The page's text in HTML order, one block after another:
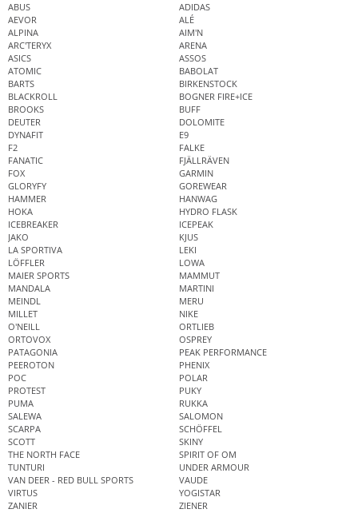
ABUS
ADIDAS
AEVOR
ALÉ
ALPINA
AIM'N
ARC'TERYX
ARENA
ASICS
ASSOS
ATOMIC
BABOLAT
BARTS
BIRKENSTOCK
BLACKROLL
BOGNER FIRE+ICE
BROOKS
BUFF
DEUTER
DOLOMITE
DYNAFIT
E9
F2
FALKE
FANATIC
FJÄLLRÄVEN
FOX
GARMIN
GLORYFY
GOREWEAR
HAMMER
HANWAG
HOKA
HYDRO FLASK
ICEBREAKER
ICEPEAK
JAKO
KJUS
LA SPORTIVA
LEKI
LÖFFLER
LOWA
MAIER SPORTS
MAMMUT
MANDALA
MARTINI
MEINDL
MERU
MILLET
NIKE
O'NEILL
ORTLIEB
ORTOVOX
OSPREY
PATAGONIA
PEAK PERFORMANCE
PEEROTON
PHENIX
POC
POLAR
PROTEST
PUKY
PUMA
RUKKA
SALEWA
SALOMON
SCARPA
SCHÖFFEL
SCOTT
SKINY
THE NORTH FACE
SPIRIT OF OM
TUNTURI
UNDER ARMOUR
VAN DEER - RED BULL SPORTS
VAUDE
VIRTUS
YOGISTAR
ZANIER
ZIENER